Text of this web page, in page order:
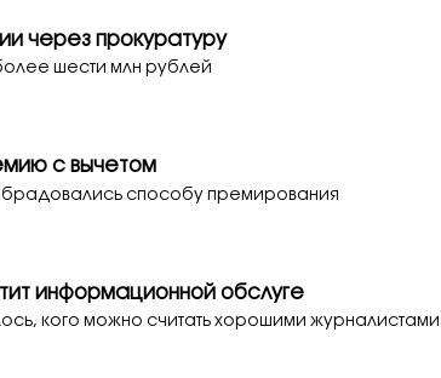
через прокуратуру
шести млн рублей
с вычетом
способу премирования
информационной обслуге
кого можно считать хорошими журналистами